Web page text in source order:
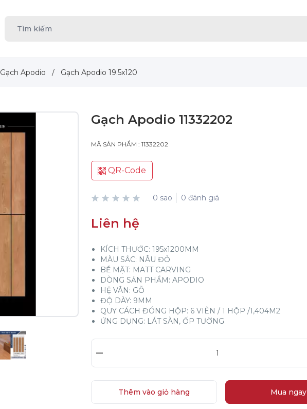
Gạch Apodio / Gạch Apodio 19.5x120
Gạch Apodio 11332202
MÃ SẢN PHẨM : 11332202
QR-Code
0 sao 0 đánh giá
Liên hệ
KÍCH THƯỚC: 195x1200MM
MÀU SẮC: NÂU ĐỎ
BỀ MẶT: MATT CARVING
DÒNG SẢN PHẨM: APODIO
HỆ VÂN: GỖ
ĐỘ DÀY: 9MM
QUY CÁCH ĐÓNG HỘP: 6 VIÊN / 1 HỘP /1,404M2
ỨNG DỤNG: LÁT SÀN, ỐP TƯỜNG
–
Thêm vào giỏ hàng Mua ngay